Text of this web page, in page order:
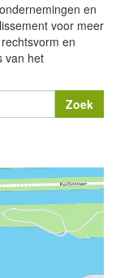
en
voor meer
en
van het